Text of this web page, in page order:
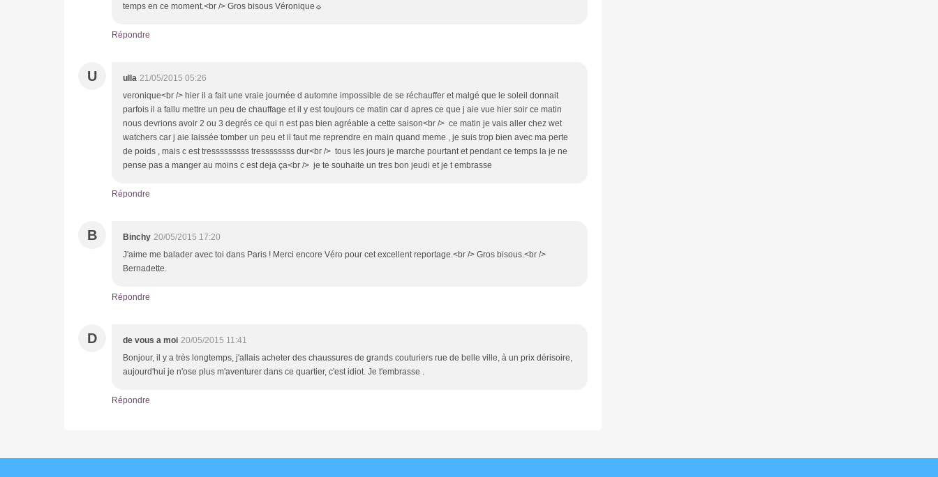
temps en ce moment.<br /> Gros bisous Véronique☼
Répondre
U ulla 21/05/2015 05:26
veronique<br /> hier il a fait une vraie journée d automne impossible de se réchauffer et malgé que le soleil donnait
parfois il a fallu mettre un peu de chauffage et il y est toujours ce matin car d apres ce que j aie vue hier soir ce matin
nous devrions avoir 2 ou 3 degrés ce qui n est pas bien agréable a cette saison<br /> ce matin je vais aller chez wet
watchers car j aie laissée tomber un peu et il faut me reprendre en main quand meme , je suis trop bien avec ma perte
de poids , mais c est tresssssssss tressssssss dur<br /> tous les jours je marche pourtant et pendant ce temps la je ne
pense pas a manger au moins c est deja ça<br /> je te souhaite un tres bon jeudi et je t embrasse
Répondre
B Binchy 20/05/2015 17:20
J'aime me balader avec toi dans Paris ! Merci encore Véro pour cet excellent reportage.<br /> Gros bisous.<br />
Bernadette.
Répondre
D de vous a moi 20/05/2015 11:41
Bonjour, il y a très longtemps, j'allais acheter des chaussures de grands couturiers rue de belle ville, à un prix dérisoire,
aujourd'hui je n'ose plus m'aventurer dans ce quartier, c'est idiot. Je t'embrasse .
Répondre